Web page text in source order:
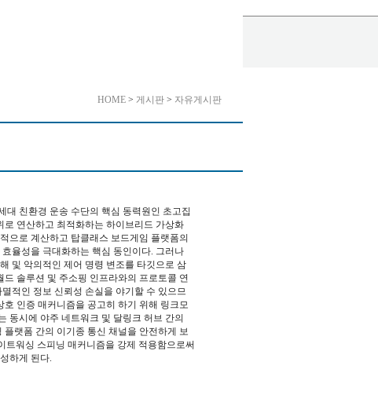
HOME > 게시판 > 자유게시판
대 친환경 운송 수단의 핵심 동력원인 초고집
연산하고 최적화하는 하이브리드 가상화
으로 계산하고 탑클래스 보드게임 플랫폼의
율성을 극대화하는 핵심 동인이다. 그러나
및 악의적인 제어 명령 변조를 타깃으로 삼
솔루션 및 주소핑 인프라와의 프로토콜 연
적인 정보 신뢰성 손실을 야기할 수 있으므
인증 매커니즘을 공고히 하기 위해 링크모
동시에 야주 네트워크 및 달링크 허브 간의
랫폼 간의 이기종 통신 채널을 안전하게 보
트워싱 스피닝 매커니즘을 강제 적용함으로써
하게 된다.